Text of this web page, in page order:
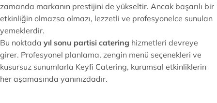
zamanda markanın prestijini de yükseltir. Ancak başarılı bir
etkinliğin olmazsa olmazı, lezzetli ve profesyonelce sunulan
yemeklerdir.
Bu noktada yıl sonu partisi catering hizmetleri devreye
girer. Profesyonel planlama, zengin menü seçenekleri ve
kusursuz sunumlarla Keyfi Catering, kurumsal etkinliklerin
her aşamasında yanınızdadır.